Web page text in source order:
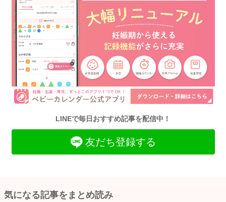
LINEで毎日おすすめ記事を配信中！
友だち登録する
気になる記事をまとめ読み